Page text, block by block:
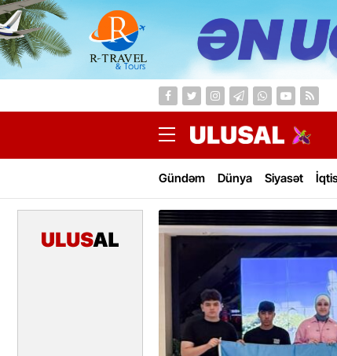
Gündəm Dünya Siyasət